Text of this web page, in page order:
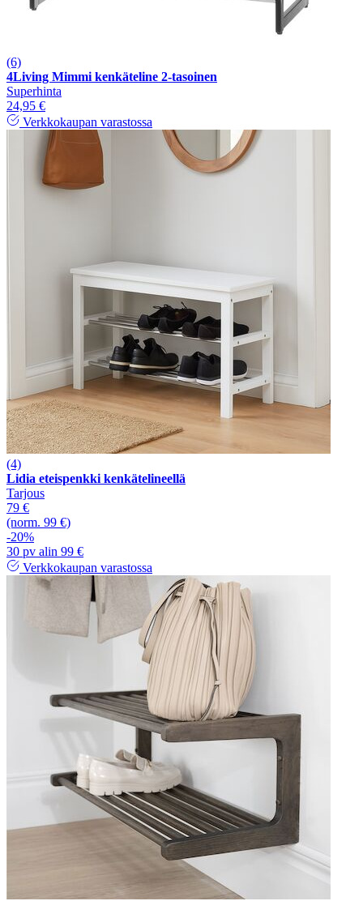
(6)
4Living Mimmi kenkäteline 2-tasoinen
Superhinta
24,95 €
Verkkokaupan varastossa
(4)
Lidia eteispenkki kenkätelineellä
Tarjous
79 €
(norm. 99 €)
-20%
30 pv alin 99 €
Verkkokaupan varastossa